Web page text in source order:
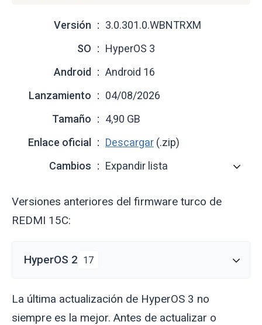
Versión
3.0.301.0.WBNTRXM
SO
HyperOS 3
Android
Android 16
Lanzamiento
04/08/2026
Tamaño
4,90 GB
Enlace oficial
Descargar (.zip)
Cambios
Expandir lista
Versiones anteriores del firmware turco de
REDMI 15C:
HyperOS 2 17
La última actualización de HyperOS 3 no
siempre es la mejor. Antes de actualizar o